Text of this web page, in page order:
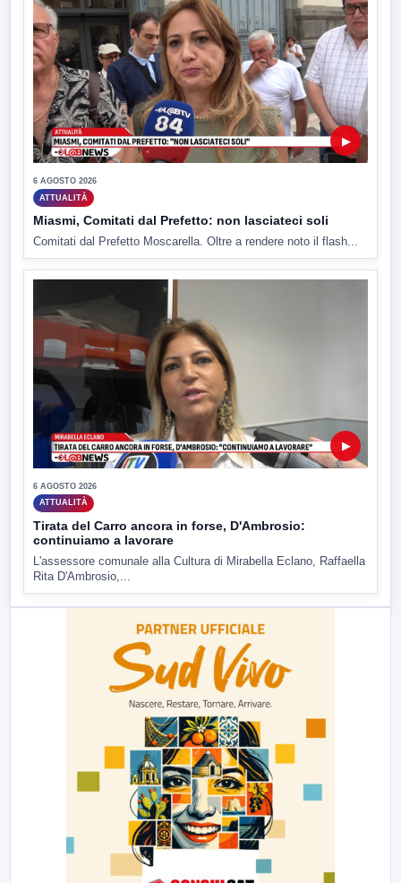
▶
6 AGOSTO 2026
ATTUALITÀ
Miasmi, Comitati dal Prefetto: non lasciateci soli
Comitati dal Prefetto Moscarella. Oltre a rendere noto il flash...
▶
6 AGOSTO 2026
ATTUALITÀ
Tirata del Carro ancora in forse, D'Ambrosio:
continuiamo a lavorare
L'assessore comunale alla Cultura di Mirabella Eclano, Raffaella
Rita D'Ambrosio,...